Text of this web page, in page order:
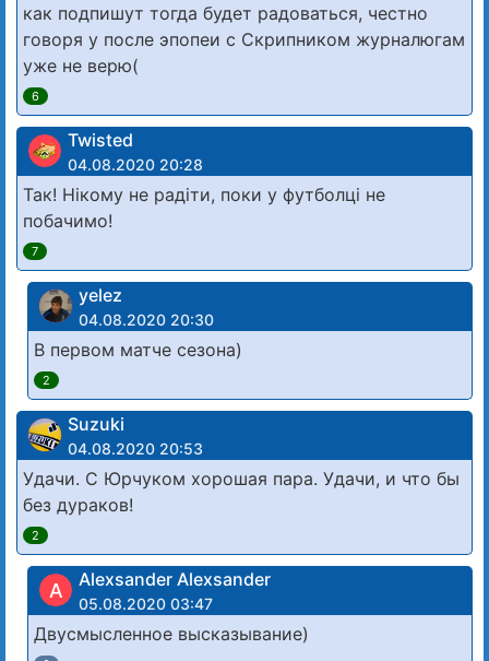
как подпишут тогда будет радоваться, честно
говоря у после эпопеи с Скрипником журналюгам
уже не верю(
6
Twisted
04.08.2020 20:28
Так! Нікому не радіти, поки у футболці не
побачимо!
7
yelez
04.08.2020 20:30
В первом матче сезона)
2
Suzuki
04.08.2020 20:53
Удачи. С Юрчуком хорошая пара. Удачи, и что бы
без дураков!
2
A Alexsander Alexsander
05.08.2020 03:47
Двусмысленное высказывание)